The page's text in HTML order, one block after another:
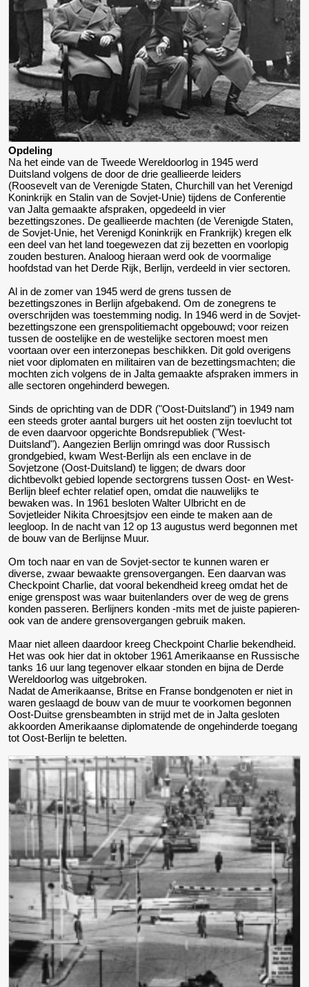
Opdeling
Na het einde van de Tweede Wereldoorlog in 1945 werd
Duitsland volgens de door de drie geallieerde leiders
(Roosevelt van de Verenigde Staten, Churchill van het Verenigd
Koninkrijk en Stalin van de Sovjet-Unie) tijdens de Conferentie
van Jalta gemaakte afspraken, opgedeeld in vier
bezettingszones. De geallieerde machten (de Verenigde Staten,
de Sovjet-Unie, het Verenigd Koninkrijk en Frankrijk) kregen elk
een deel van het land toegewezen dat zij bezetten en voorlopig
zouden besturen. Analoog hieraan werd ook de voormalige
hoofdstad van het Derde Rijk, Berlijn, verdeeld in vier sectoren.
Al in de zomer van 1945 werd de grens tussen de
bezettingszones in Berlijn afgebakend. Om de zonegrens te
overschrijden was toestemming nodig. In 1946 werd in de Sovjet-
bezettingszone een grenspolitiemacht opgebouwd; voor reizen
tussen de oostelijke en de westelijke sectoren moest men
voortaan over een interzonepas beschikken. Dit gold overigens
niet voor diplomaten en militairen van de bezettingsmachten; die
mochten zich volgens de in Jalta gemaakte afspraken immers in
alle sectoren ongehinderd bewegen.
Sinds de oprichting van de DDR ("Oost-Duitsland") in 1949 nam
een steeds groter aantal burgers uit het oosten zijn toevlucht tot
de even daarvoor opgerichte Bondsrepubliek ("West-
Duitsland"). Aangezien Berlijn omringd was door Russisch
grondgebied, kwam West-Berlijn als een enclave in de
Sovjetzone (Oost-Duitsland) te liggen; de dwars door
dichtbevolkt gebied lopende sectorgrens tussen Oost- en West-
Berlijn bleef echter relatief open, omdat die nauwelijks te
bewaken was. In 1961 besloten Walter Ulbricht en de
Sovjetleider Nikita Chroesjtsjov een einde te maken aan de
leegloop. In de nacht van 12 op 13 augustus werd begonnen met
de bouw van de Berlijnse Muur.
Om toch naar en van de Sovjet-sector te kunnen waren er
diverse, zwaar bewaakte grensovergangen. Een daarvan was
Checkpoint Charlie, dat vooral bekendheid kreeg omdat het de
enige grenspost was waar buitenlanders over de weg de grens
konden passeren. Berlijners konden -mits met de juiste papieren-
ook van de andere grensovergangen gebruik maken.
Maar niet alleen daardoor kreeg Checkpoint Charlie bekendheid.
Het was ook hier dat in oktober 1961 Amerikaanse en Russische
tanks 16 uur lang tegenover elkaar stonden en bijna de Derde
Wereldoorlog was uitgebroken.
Nadat de Amerikaanse, Britse en Franse bondgenoten er niet in
waren geslaagd de bouw van de muur te voorkomen begonnen
Oost-Duitse grensbeambten in strijd met de in Jalta gesloten
akkoorden Amerikaanse diplomatende de ongehinderde toegang
tot Oost-Berlijn te beletten.